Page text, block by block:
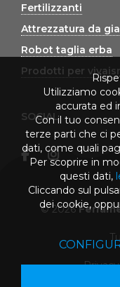
Fertilizzanti
Attrezzatura da
Robot taglia erba
Prodotti per
SOCIAL
© 2026
Utilizziamo
accurata ed
Con il tuo
terze parti che ci
dati, come quali
Per scoprire in
questi dati,
Cliccando sul
dei cookie,